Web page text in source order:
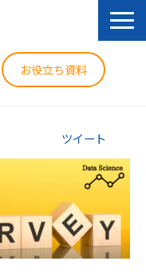
お役立ち資料
ツイート